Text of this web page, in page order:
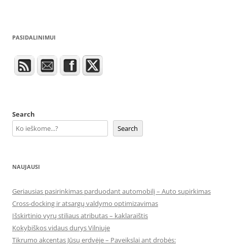
PASIDALINIMUI
Search
Search
NAUJAUSI
Geriausias pasirinkimas parduodant automobilį – Auto supirkimas
Cross-docking ir atsargų valdymo optimizavimas
Išskirtinio vyrų stiliaus atributas – kaklaraištis
Kokybiškos vidaus durys Vilniuje
Tikrumo akcentas Jūsų erdvėje – Paveikslai ant drobės: